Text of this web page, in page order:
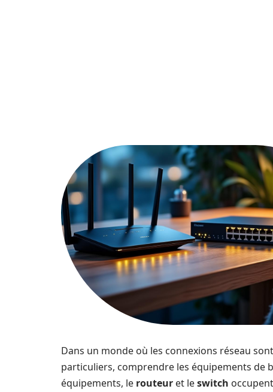
Dans un monde où les connexions réseau
particuliers, comprendre les équipements de
équipements, le routeur et leswitch